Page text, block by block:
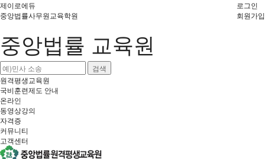
제이로에듀
중앙법률사무원교육학원
로그인
회원가입
중앙법률 교육원
검색
원격평생교육원
국비훈련제도 안내
온라인
동영상강의
자격증
커뮤니티
고객센터